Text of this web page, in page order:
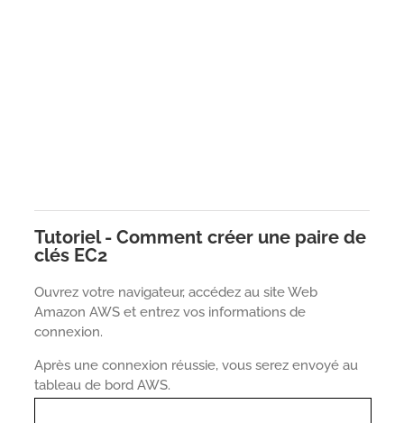
Tutoriel - Comment créer une paire de
clés EC2
Ouvrez votre navigateur, accédez au site Web
Amazon AWS et entrez vos informations de
connexion.
Après une connexion réussie, vous serez envoyé au
tableau de bord AWS.